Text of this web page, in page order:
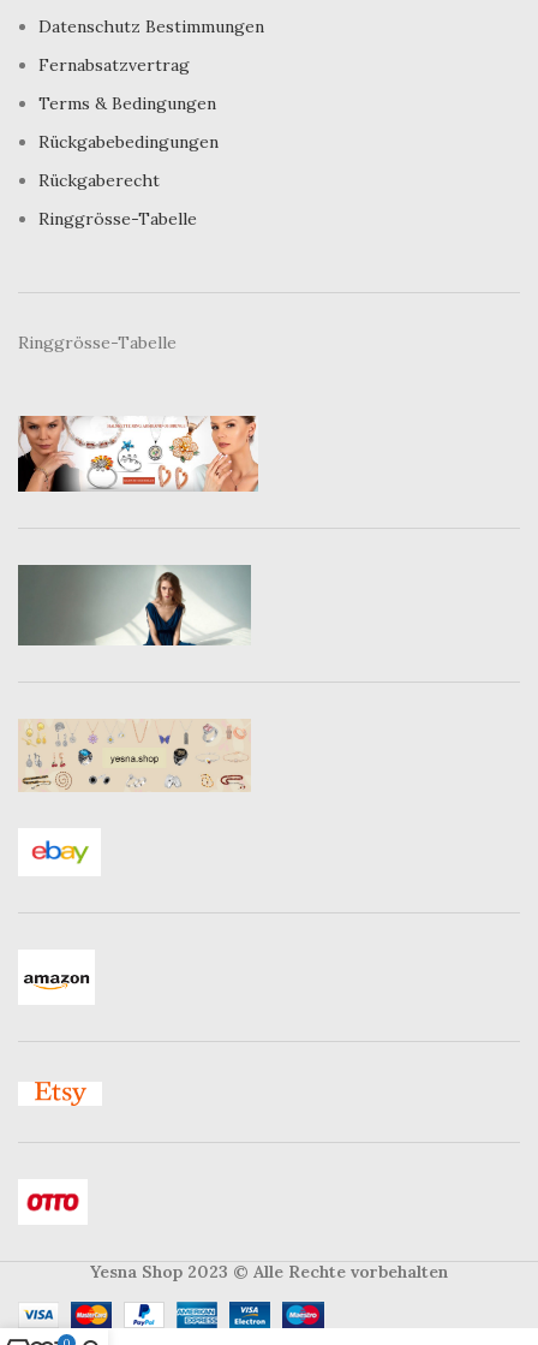
Datenschutz Bestimmungen
Fernabsatzvertrag
Terms & Bedingungen
Rückgabebedingungen
Rückgaberecht
Ringgrösse-Tabelle
Ringgrösse-Tabelle
Yesna Shop 2023 © Alle Rechte vorbehalten